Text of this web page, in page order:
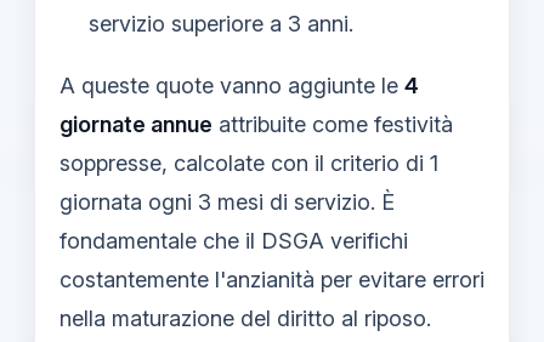
servizio superiore a 3 anni.
A queste quote vanno aggiunte le 4
giornate annue attribuite come festività
soppresse, calcolate con il criterio di 1
giornata ogni 3 mesi di servizio. È
fondamentale che il DSGA verifichi
costantemente l'anzianità per evitare errori
nella maturazione del diritto al riposo.